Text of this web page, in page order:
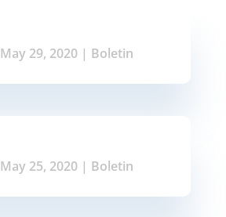
May 29, 2020| Boletin
May 25, 2020| Boletin